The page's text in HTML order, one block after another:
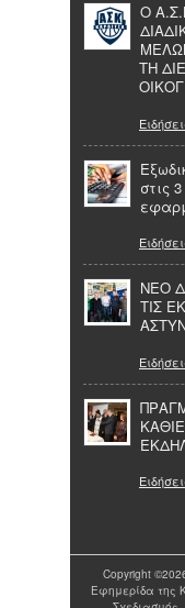
Ο
ΤΗ
στις
ΝΕΟ
ΤΙΣ
Copyright
Εφημερίδα της